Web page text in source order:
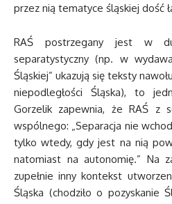
przez nią tematyce śląskiej dość
RAŚ postrzegany jest w
separatystyczny (np. w
Śląskiej” ukazują się teksty
niepodległości Śląska), to
Gorzelik zapewnia, że RAŚ z
wspólnego: „Separacja nie
tylko wtedy, gdy jest na nią
natomiast na autonomię.” Na
zupełnie inny kontekst
Śląska (chodziło o pozyskanie